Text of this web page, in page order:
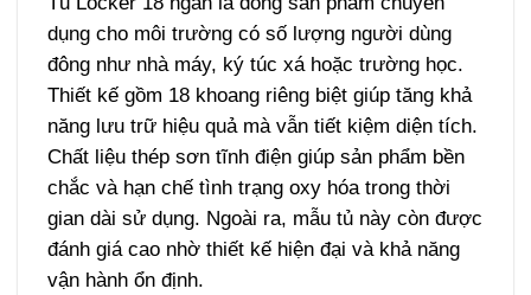
dụng cho môi trường có số lượng người dùng
đông như nhà máy, ký túc xá hoặc trường học.
Thiết kế gồm 18 khoang riêng biệt giúp tăng khả
năng lưu trữ hiệu quả mà vẫn tiết kiệm diện tích.
Chất liệu thép sơn tĩnh điện giúp sản phẩm bền
chắc và hạn chế tình trạng oxy hóa trong thời
gian dài sử dụng. Ngoài ra, mẫu tủ này còn được
đánh giá cao nhờ thiết kế hiện đại và khả năng
vận hành ổn định.